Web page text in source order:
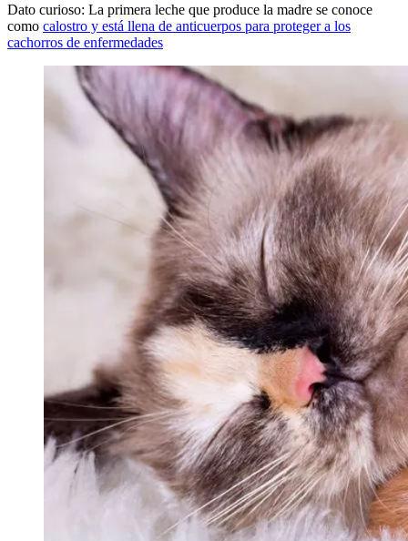
Dato curioso: La primera leche que produce la madre se conoce
como calostro y está llena de anticuerpos para proteger a los
cachorros de enfermedades